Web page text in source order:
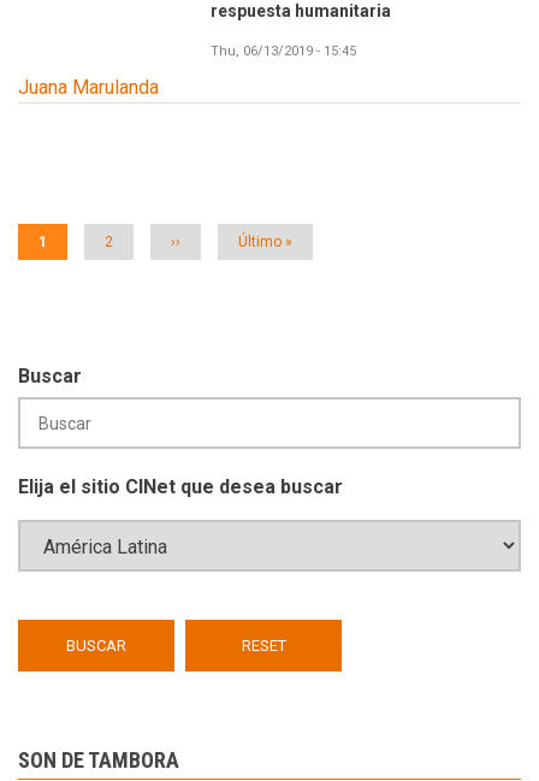
respuesta humanitaria
Thu, 06/13/2019 - 15:45
Juana Marulanda
Página
actual
1 Página
2
Siguiente
página
››
Última
página
Último »
Buscar
Elija el sitio CINet que desea buscar
SON DE TAMBORA